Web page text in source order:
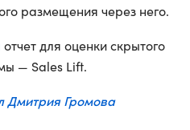
размещения через него.
отчет для оценки скрытого
— Sales Lift.
Дмитрия Громова